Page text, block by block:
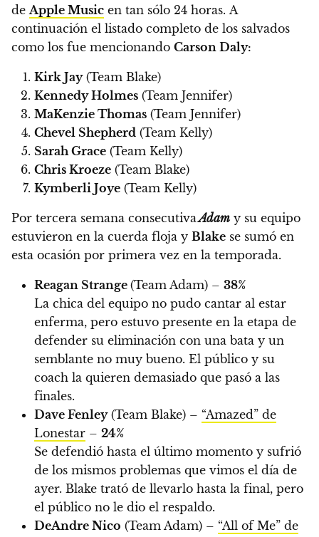
de Apple Music en tan sólo 24 horas. A
continuación el listado completo de los salvados
como los fue mencionando Carson Daly:
Kirk Jay(Team Blake)
Kennedy Holmes (Team Jennifer)
MaKenzie Thomas (Team Jennifer)
Chevel Shepherd (Team Kelly)
Sarah Grace (Team Kelly)
Chris Kroeze (Team Blake)
Kymberli Joye (Team Kelly)
Por tercera semana consecutivaAdam y su equipo
estuvieron en la cuerda floja y Blake se sumó en
esta ocasión por primera vez en la temporada.
Reagan Strange (Team Adam) – 38%
La chica del equipo no pudo cantar al estar
enferma, pero estuvo presente en la etapa de
defender su eliminación con una bata y un
semblante no muy bueno. El público y su
coach la quieren demasiado que pasó a las
finales.
Dave Fenley(Team Blake) – “Amazed” de
Lonestar – 24%
Se defendió hasta el último momento y sufrió
de los mismos problemas que vimos el día de
ayer. Blake trató de llevarlo hasta la final, pero
el público no le dio el respaldo.
DeAndre Nico (Team Adam) – “All of Me” de